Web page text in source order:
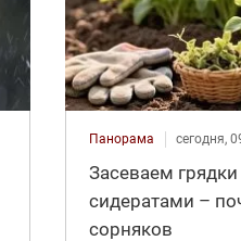
Панорама сегодня,
Засеваем грядки
сидератами –
сорняков